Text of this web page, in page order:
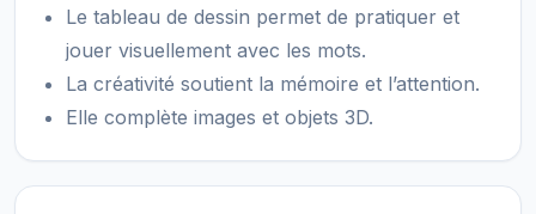
Le tableau de dessin permet de pratiquer et
jouer visuellement avec les mots.
La créativité soutient la mémoire et l’attention.
Elle complète images et objets 3D.